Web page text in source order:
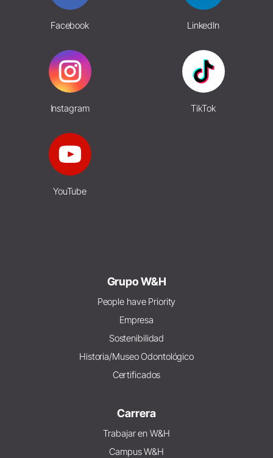
Facebook LinkedIn
Instagram TikTok
YouTube
Grupo W&H
People have Priority
Empresa
Sostenibilidad
Historia/Museo Odontológico
Certificados
Carrera
Trabajar en W&H
Campus W&H